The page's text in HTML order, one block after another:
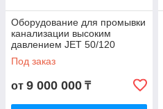
Оборудование для промывки
канализации высоким
давлением JET 50/120
Под заказ
от 9 000 000 ₸